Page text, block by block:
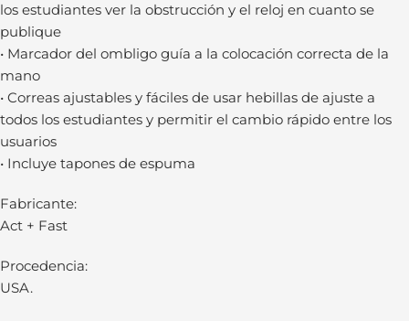
los estudiantes ver la obstrucción y el reloj en cuanto se
publique
• Marcador del ombligo guía a la colocación correcta de la
mano
• Correas ajustables y fáciles de usar hebillas de ajuste a
todos los estudiantes y permitir el cambio rápido entre los
usuarios
• Incluye tapones de espuma
Fabricante:
Act + Fast
Procedencia:
USA.